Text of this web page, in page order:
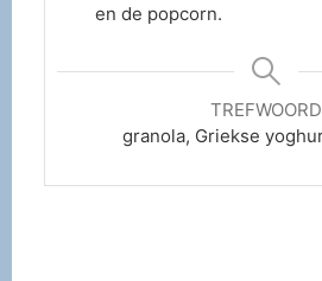
en de popcorn.
TREFWOORD
granola, Griekse